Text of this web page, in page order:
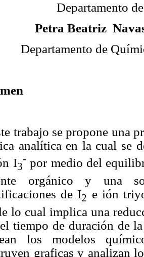
Departamento
Petra Beatriz
Departamento de
trabajo se propone una
analítica en la cual se
I3
-por medio del
orgánico y una
de I2 e ión
lo cual implica una
tiempo de duración de
los modelos
graficas y analizan